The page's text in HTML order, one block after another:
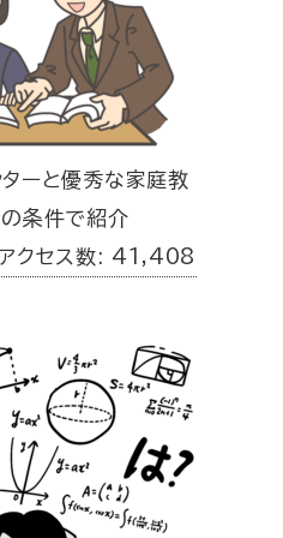
ーと優秀な家庭教
条件で紹介
クセス数: 41,408